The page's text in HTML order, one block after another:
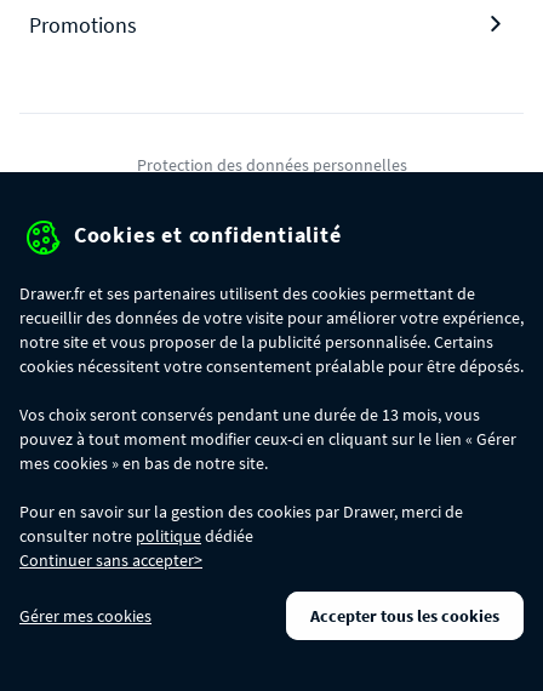
Promotions
Protection des données personnelles
Gérer mes cookies
commande :
- 30€ sur votre commande dès 300€ d'achat, avec le code BIKINI30
- 50€ sur votre commande dès 500€ d'achat, avec le code BIKINI50
Les codes BIKINI30, BIKINI50 et BIKINI100 ne sont valables que sur
www.drawer.fr; ils ne sont pas cumulables entre eux, ni avec d'autres codes
promotionnels. La remise se calculera automatiquement dans votre panier
lors de la saisie du code adéquat.
DRAWER DAYS- Du 29/07 au 11/08 inclus : profitez de remises allant jusqu'à
-50% sur une large sélection de produits. Opération valable dans la limite des
Cookies et confidentialité
Drawer.fr et ses partenaires utilisent des cookies permettant de
recueillir des données de votre visite pour améliorer votre expérience,
notre site et vous proposer de la publicité personnalisée. Certains
cookies nécessitent votre consentement préalable pour être déposés.
Vos choix seront conservés pendant une durée de 13 mois, vous
pouvez à tout moment modifier ceux-ci en cliquant sur le lien « Gérer
mes cookies » en bas de notre site.
Pour en savoir sur la gestion des cookies par Drawer, merci de
consulter notre politiquedédiée
Continuer sans accepter>
Gérer mes cookies Accepter tous les cookies